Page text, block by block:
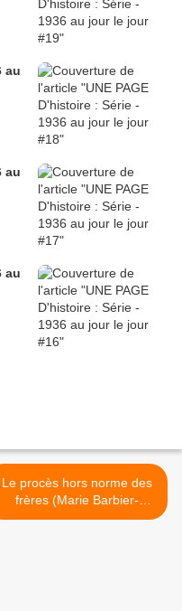
au
au
au
Le procès hors norme des
frères (Marie Barbier-
Humanité, 15 décembre